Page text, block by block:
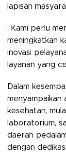
lapisan
“Kami perlu
meningkatkan
inovasi
layanan yang
Dalam
menyampaikan
kesehatan,
laboratorium,
daerah
dengan